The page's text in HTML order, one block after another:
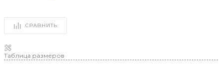
СРАВНИТЬ
Таблица размеров